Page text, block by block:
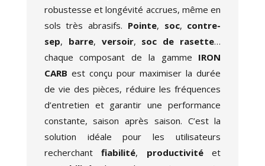
robustesse et longévité accrues, même en
sols très abrasifs. Pointe, soc, contre-
sep, barre, versoir, soc de rasette…
chaque composant de la gamme IRON
CARB est conçu pour maximiser la durée
de vie des pièces, réduire les fréquences
d’entretien et garantir une performance
constante, saison après saison. C’est la
solution idéale pour les utilisateurs
recherchantfiabilité, productivitéet